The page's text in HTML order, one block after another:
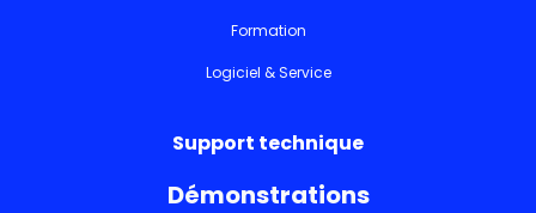
Formation
Logiciel & Service
Support technique
Démonstrations